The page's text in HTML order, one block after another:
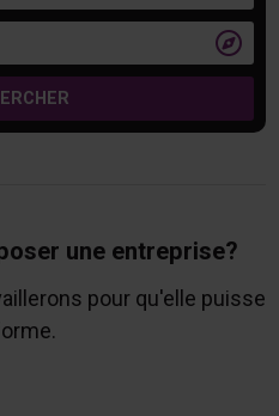

une entreprise?
pour qu'elle puisse